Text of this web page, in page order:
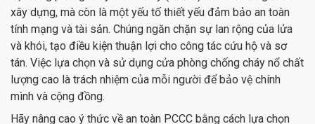
xây dựng, mà còn là một yếu tố thiết yếu đảm bảo an toàn
tính mạng và tài sản. Chúng ngăn chặn sự lan rộng của lửa
và khói, tạo điều kiện thuận lợi cho công tác cứu hộ và sơ
tán. Việc lựa chọn và sử dụng cửa phòng chống cháy nổ chất
lượng cao là trách nhiệm của mỗi người để bảo vệ chính
mình và cộng đồng.
Hãy nâng cao ý thức về an toàn PCCC bằng cách lựa chọn